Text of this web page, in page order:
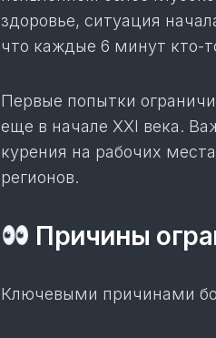
здоровье, ситуация
что каждые 6 минут кто-
Первые попытки
еще в начале XXI века.
курения на рабочих
регионов.
Причины
Ключевыми причинами